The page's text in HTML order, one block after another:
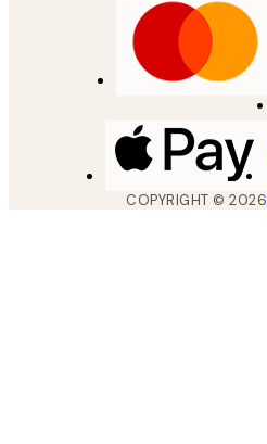
COPYRIGHT ©2026